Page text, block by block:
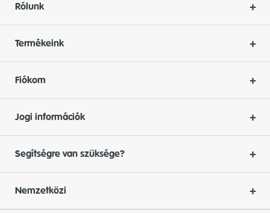
Rólunk
Termékeink
Fiókom
Jogi információk
Segítségre van szüksége?
Nemzetközi